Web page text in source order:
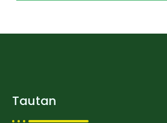
Tautan